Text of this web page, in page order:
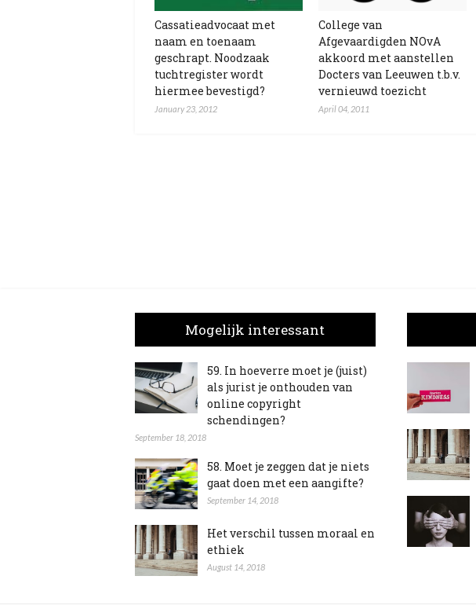
Cassatieadvocaat met
naam en toenaam
geschrapt. Noodzaak
tuchtregister wordt
hiermee bevestigd?
January 23, 2012
College van
Afgevaardigden NOvA
akkoord met aanstellen
Docters van Leeuwen t.b.v.
vernieuwd toezicht
April 04, 2011
Mogelijk interessant
59. In hoeverre moet je (juist)
als jurist je onthouden van
online copyright
schendingen?
September 18, 2018
58. Moet je zeggen dat je niets
gaat doen met een aangifte?
September 14, 2018
Het verschil tussen moraal en
ethiek
August 14, 2018